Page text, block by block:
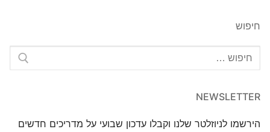
חיפוש
NEWSLETTER
הירשמו לניוזלטר שלנו וקבלו עדכון שבועי על מדריכים חדשים